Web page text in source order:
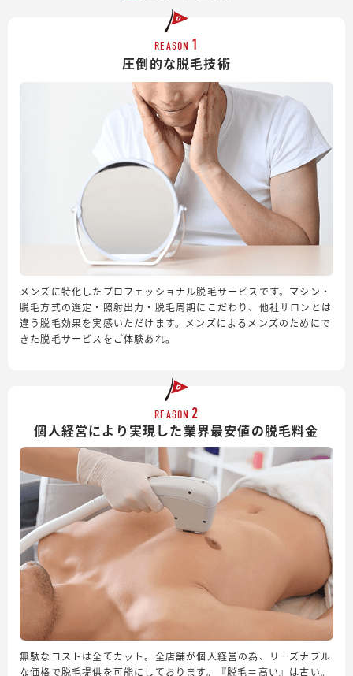
REASON 1
圧倒的な脱毛技術
メンズに特化したプロフェッショナル脱毛サービスです。マシン・
脱毛方式の選定・照射出力・脱毛周期にこだわり、他社サロンとは
違う脱毛効果を実感いただけます。メンズによるメンズのためにで
きた脱毛サービスをご体験あれ。
REASON 2
個人経営により実現した業界最安値の脱毛料金
無駄なコストは全てカット。全店舗が個人経営の為、リーズナブル
な価格で脱毛提供を可能にしております。『脱毛＝高い』は古い。